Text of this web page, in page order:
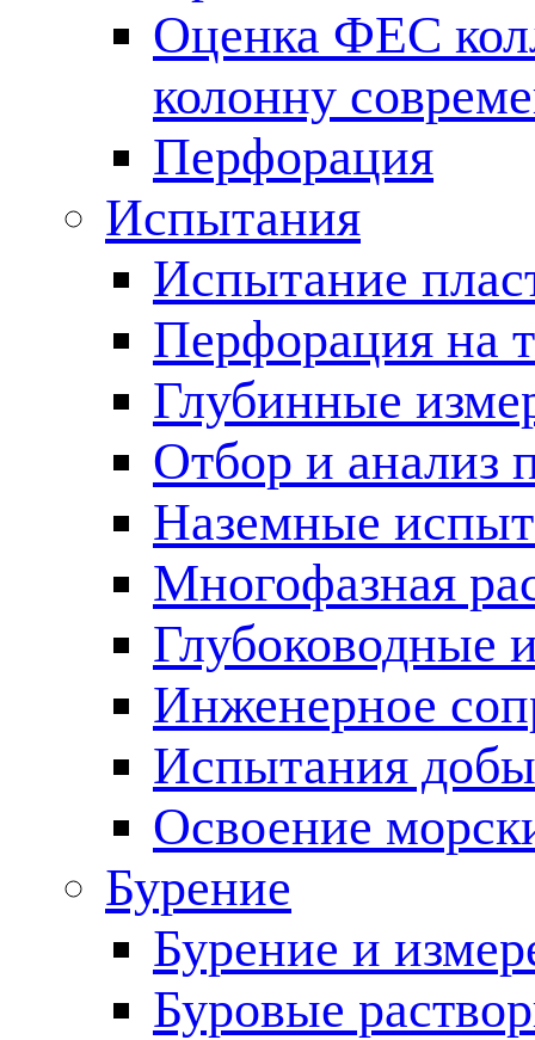
Оценка ФЕС
колонну
Перфорация
Испытания
Испытание
Перфорация на
Глубинные
Отбор и анализ
Наземные
Многофазная
Глубоководные
Инженерное
Испытания
Освоение
Бурение
Бурение и
Буровые